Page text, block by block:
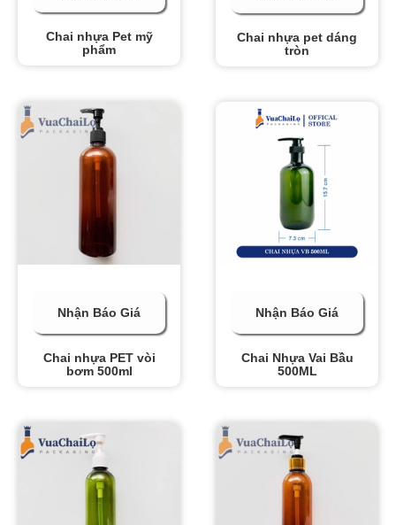
Chai nhựa Pet mỹ
phẩm
Chai nhựa pet dáng
tròn
Nhận Báo Giá
Chai nhựa PET vòi
bơm 500ml
Nhận Báo Giá
Chai Nhựa Vai Bầu
500ML